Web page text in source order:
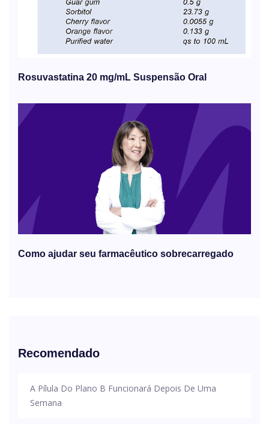
Rosuvastatina 20 mg/mL Suspensão Oral
Como ajudar seu farmacêutico sobrecarregado
Recomendado
A Pílula Do Plano B Funcionará Depois De Uma
Semana